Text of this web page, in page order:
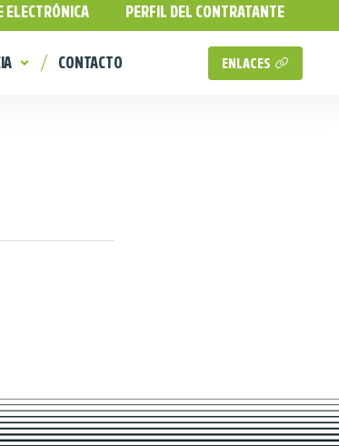
ELECTRÓNICA PERFIL DEL CONTRATANTE
CONTACTO ENLACES